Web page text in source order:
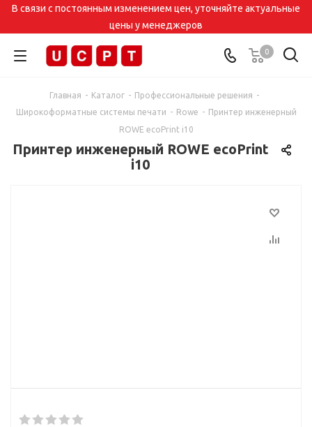
В связи с постоянным изменением цен, уточняйте актуальные
цены у менеджеров
0
Главная - Каталог - Профессиональные решения -
Широкоформатные системы печати - Rowe - Принтер инженерный
ROWE ecoPrint i10
Принтер инженерный ROWE ecoPrint
i10